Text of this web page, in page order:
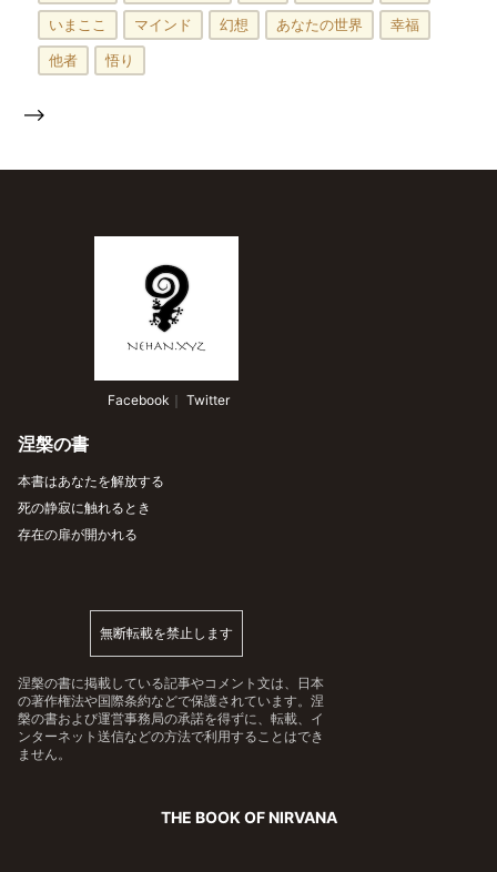
いまここ
マインド 幻想 あなたの世界
幸福
他者
悟り
-->
Facebook ｜ Twitter
涅槃の書
本書はあなたを解放する
死の静寂に触れるとき
存在の扉が開かれる
無断転載を禁止します
涅槃の書に掲載している記事やコメント文は、日本
の著作権法や国際条約などで保護されています。涅
槃の書および運営事務局の承諾を得ずに、転載、イ
ンターネット送信などの方法で利用することはでき
ません。
THE BOOK OF NIRVANA